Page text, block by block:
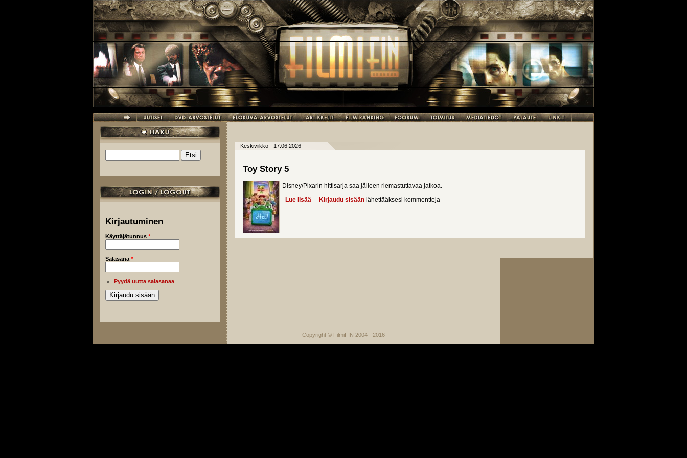
Hakulomake
Kirjautuminen
Käyttäjätunnus *
Salasana *
Pyydä uutta salasanaa
Keskiviikko - 17.06.2026
Toy Story 5
Disney/Pixarin hittisarja saa jälleen riemastuttavaa jatkoa.
Lue lisää about Toy Story 5
Kirjaudu sisään lähettääksesi kommentteja
Copyright © FilmiFIN 2004 - 2016